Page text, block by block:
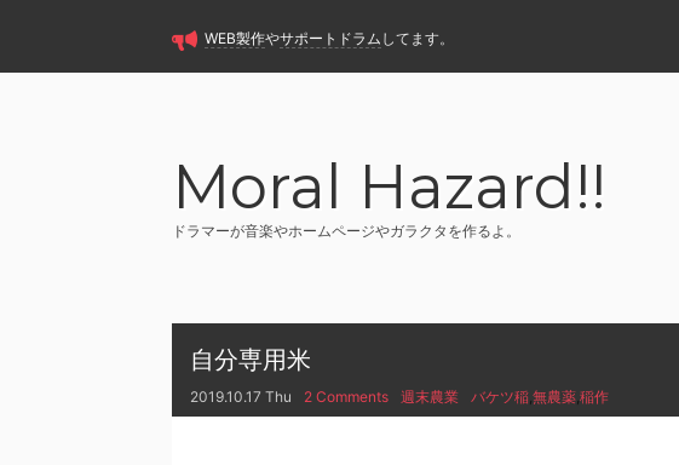
WEB製作やサポートドラム してます。
Moral Hazard!!
ドラマーが音楽やホームページやガラクタを作るよ。
自分専用米
2019.10.17 Thu 2 Comments 週末農業 バケツ稲,無農薬,稲作